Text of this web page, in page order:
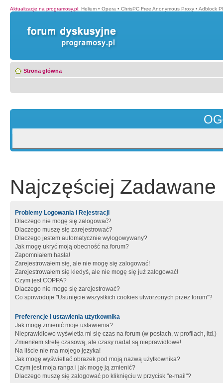
Aktualizacje na programosy.pl: Helium • Opera • ChrisPC Free Anonymous Proxy • Adblock
Strona główna
Najczęściej Zadawane
Problemy Logowania i Rejestracji
Dlaczego nie mogę się zalogować?
Dlaczego muszę się zarejestrować?
Dlaczego jestem automatycznie wylogowywany?
Jak mogę ukryć moją obecność na forum?
Zapomniałem hasła!
Zarejestrowałem się, ale nie mogę się zalogować!
Zarejestrowałem się kiedyś, ale nie mogę się już zalogować!
Czym jest COPPA?
Dlaczego nie mogę się zarejestrować?
Co spowoduje "Usunięcie wszystkich cookies utworzonych przez forum"?
Preferencje i ustawienia użytkownika
Jak mogę zmienić moje ustawienia?
Nieprawidłowo wyświetla mi się czas na forum (w postach, w profilach, itd.)
Zmieniłem strefę czasową, ale czasy nadal są nieprawidłowe!
Na liście nie ma mojego języka!
Jak mogę wyświetlać obrazek pod moją nazwą użytkownika?
Czym jest moja ranga i jak mogę ją zmienić?
Dlaczego muszę się zalogować po kliknięciu w przycisk "e-mail"?